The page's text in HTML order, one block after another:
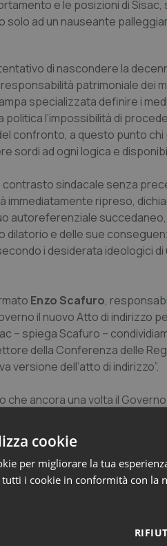
e le posizioni di
ad un nauseante
di nascondere la
patrimoniale dei
specializzata definire i
l’impossibilità di
confronto, a questo punto
sordi ad ogni logica e
contrasto sindacale senza
ripreso,
autoreferenziale succedaneo,
e delle sue
i desiderata ideologici di
Enzo Scafuro,
il nuovo Atto di indirizzo
– spiega Scafuro –
della Conferenza delle
dell’atto di indirizzo”.
ancora una volta il
entro cui si dovrebbe
una piena e totale autonomia
occorre innanzitutto che
ad una effettiva
di ordine gerarchico
di un rapporto giuridico di
cookie
per migliorare la tua
i cookie in conformità con la